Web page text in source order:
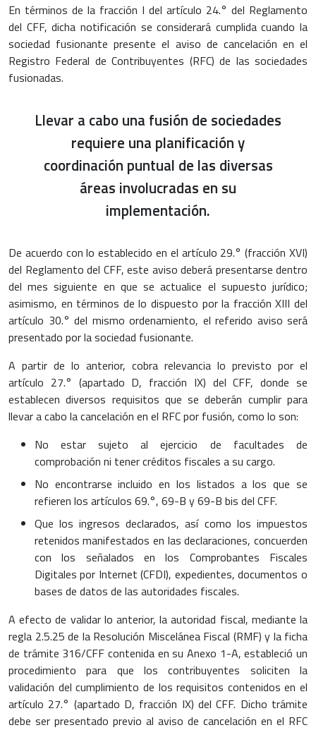
En términos de la fracción I del artículo 24.° del Reglamento
del CFF, dicha notificación se considerará cumplida cuando la
sociedad fusionante presente el aviso de cancelación en el
Registro Federal de Contribuyentes (RFC) de las sociedades
fusionadas.
Llevar a cabo una fusión de sociedades
requiere una planificación y
coordinación puntual de las diversas
áreas involucradas en su
implementación.
De acuerdo con lo establecido en el artículo 29.° (fracción XVI)
del Reglamento del CFF, este aviso deberá presentarse dentro
del mes siguiente en que se actualice el supuesto jurídico;
asimismo, en términos de lo dispuesto por la fracción XIII del
artículo 30.° del mismo ordenamiento, el referido aviso será
presentado por la sociedad fusionante.
A partir de lo anterior, cobra relevancia lo previsto por el
artículo 27.° (apartado D, fracción IX) del CFF, donde se
establecen diversos requisitos que se deberán cumplir para
llevar a cabo la cancelación en el RFC por fusión, como lo son:
No estar sujeto al ejercicio de facultades de
comprobación ni tener créditos fiscales a su cargo.
No encontrarse incluido en los listados a los que se
refieren los artículos 69.°, 69-B y 69-B bis del CFF.
Que los ingresos declarados, así como los impuestos
retenidos manifestados en las declaraciones, concuerden
con los señalados en los Comprobantes Fiscales
Digitales por Internet (CFDI), expedientes, documentos o
bases de datos de las autoridades fiscales.
A efecto de validar lo anterior, la autoridad fiscal, mediante la
regla 2.5.25 de la Resolución Miscelánea Fiscal (RMF) y la ficha
de trámite 316/CFF contenida en su Anexo 1-A, estableció un
procedimiento para que los contribuyentes soliciten la
validación del cumplimiento de los requisitos contenidos en el
artículo 27.° (apartado D, fracción IX) del CFF. Dicho trámite
debe ser presentado previo al aviso de cancelación en el RFC